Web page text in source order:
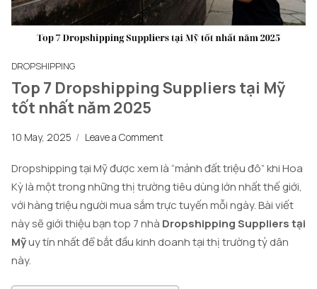
DROPSHIPPING
Top 7 Dropshipping Suppliers tại Mỹ
tốt nhất năm 2025
10 May, 2025 / Leave a Comment
Dropshipping tại Mỹ được xem là “mảnh đất triệu đô” khi Hoa
Kỳ là một trong những thị trường tiêu dùng lớn nhất thế giới,
với hàng triệu người mua sắm trực tuyến mỗi ngày. Bài viết
này sẽ giới thiệu bạn top 7 nhà Dropshipping Suppliers tại
Mỹuy tín nhất để bắt đầu kinh doanh tại thị trường tỷ dân
này.